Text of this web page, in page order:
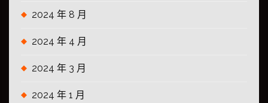
2024 年 8 月
2024 年 4 月
2024 年 3 月
2024 年 1 月